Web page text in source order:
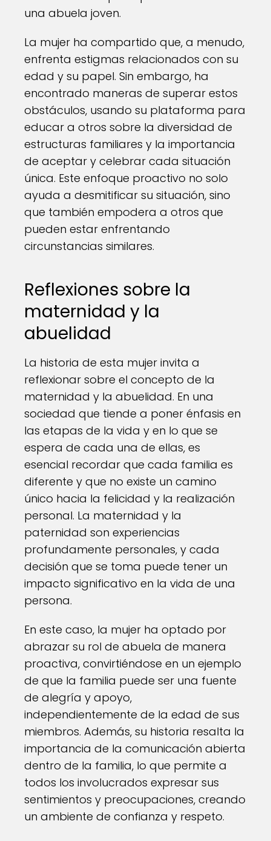
una abuela joven.
La mujer ha compartido que, a menudo,
enfrenta estigmas relacionados con su
edad y su papel. Sin embargo, ha
encontrado maneras de superar estos
obstáculos, usando su plataforma para
educar a otros sobre la diversidad de
estructuras familiares y la importancia
de aceptar y celebrar cada situación
única. Este enfoque proactivo no solo
ayuda a desmitificar su situación, sino
que también empodera a otros que
pueden estar enfrentando
circunstancias similares.
Reflexiones sobre la
maternidad y la
abuelidad
La historia de esta mujer invita a
reflexionar sobre el concepto de la
maternidad y la abuelidad. En una
sociedad que tiende a poner énfasis en
las etapas de la vida y en lo que se
espera de cada una de ellas, es
esencial recordar que cada familia es
diferente y que no existe un camino
único hacia la felicidad y la realización
personal. La maternidad y la
paternidad son experiencias
profundamente personales, y cada
decisión que se toma puede tener un
impacto significativo en la vida de una
persona.
En este caso, la mujer ha optado por
abrazar su rol de abuela de manera
proactiva, convirtiéndose en un ejemplo
de que la familia puede ser una fuente
de alegría y apoyo,
independientemente de la edad de sus
miembros. Además, su historia resalta la
importancia de la comunicación abierta
dentro de la familia, lo que permite a
todos los involucrados expresar sus
sentimientos y preocupaciones, creando
un ambiente de confianza y respeto.